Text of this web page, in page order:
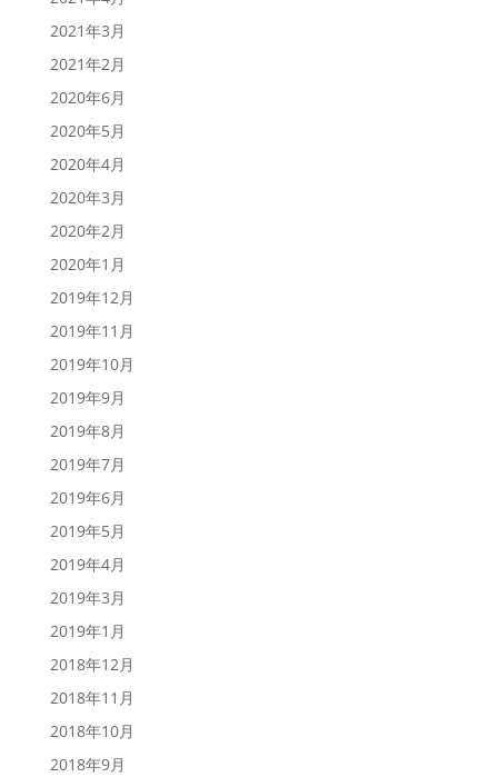
2021年3月
2021年2月
2020年6月
2020年5月
2020年4月
2020年3月
2020年2月
2020年1月
2019年12月
2019年11月
2019年10月
2019年9月
2019年8月
2019年7月
2019年6月
2019年5月
2019年4月
2019年3月
2019年1月
2018年12月
2018年11月
2018年10月
2018年9月